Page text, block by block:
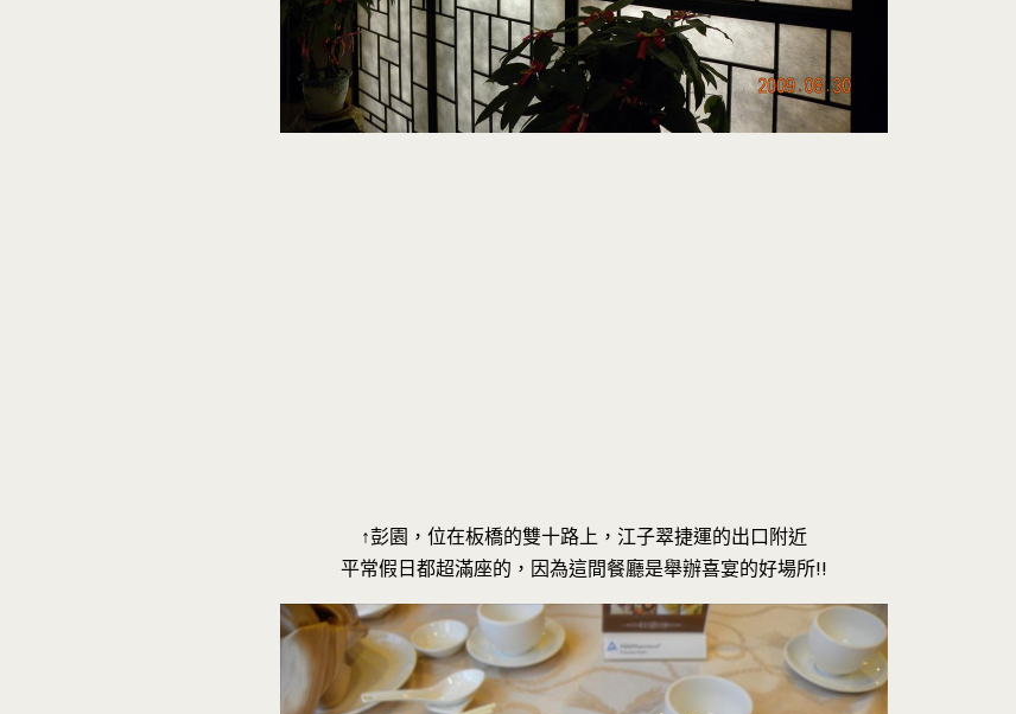
↑彭園，位在板橋的雙十路上，江子翠捷運的出口附近
平常假日都超滿座的，因為這間餐廳是舉辦喜宴的好場所!!